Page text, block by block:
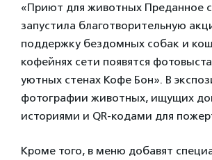
«Приют для животных Преданное
запустила благотворительную
поддержку бездомных собак и
кофейнях сети появятся
уютных стенах Кофе Бон». В
фотографии животных, ищущих
историями и QR-кодами для
Кроме того, в меню добавят